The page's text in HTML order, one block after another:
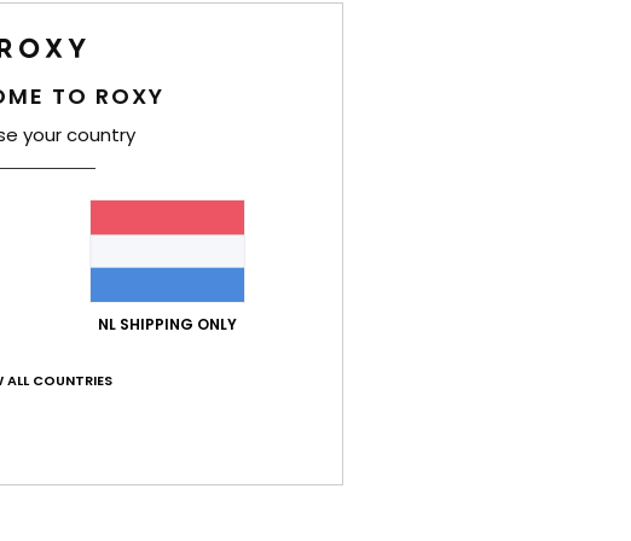
gebaseerd op21 geverifieerde beoordelingen
TO ROXY
your country
NL SHIPPING ONLY
ALL COUNTRIES